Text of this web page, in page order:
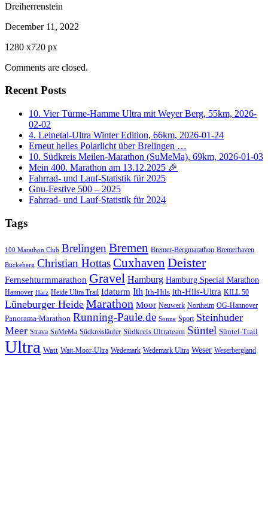
Dreiherrenstein
December 11, 2022
1280 x720 px
Comments are closed.
Recent Posts
10. Vier Türme-Hamme Ultra mit Weyer Berg, 55km, 2026-
02-02
4. Leinetal-Ultra Winter Edition, 66km, 2026-01-24
Erneut helles Polarlicht über Brelingen …
10. Südkreis Meilen-Marathon (SuMeMa), 69km, 2026-01-03
Mein 400. Marathon am 13.12.2025 🎉
Fahrrad- und Lauf-Statistik für 2025
Gnu-Festive 500 – 2025
Fahrrad- und Lauf-Statistik für 2024
Tags
100 Marathon Club BrelingenBremen Bremer-Bergmarathon Bremerhaven
Bückeberg Christian HottasCuxhaven Deister
Fernsehturmmarathon Gravel Hamburg Hamburg Special Marathon
Hannover Harz Heide Ultra Trail Idaturm Ith Ith-Hils ith-Hils-Ultra KILL 50
Lüneburger Heide Marathon Moor Neuwerk Northeim OG-Hannover
Panorama-Marathon Running-Paule.de Sonne Sport Steinhuder
Meer Strava SuMeMa Südkreisläufer Südkreis Ultrateam Süntel Süntel-Trail
Ultra Watt Watt-Moor-Ultra Wedemark Wedemark Ultra Weser Weserbergland